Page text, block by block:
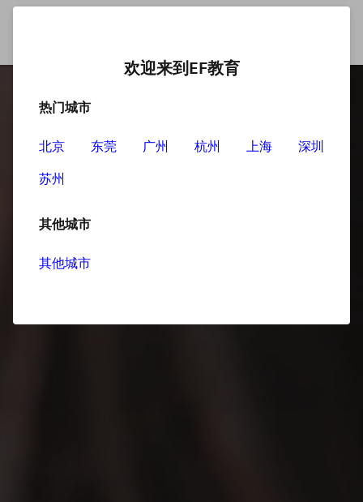
欢迎来到EF教育
热门城市
北京 东莞 广州 杭州 上海
深圳
苏州
其他城市
其他城市